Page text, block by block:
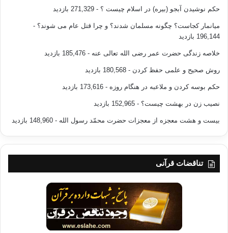
حکم نوشیدن آبجو (بیره) در اسلام چیست ؟ - 271,329 بازدید
میانمار کجاست؟ چگونه مسلمان شدند؟ و چرا قتل عام می شوند؟ -
196,144 بازدید
خلاصه زندگی حضرت عمر رضی الله تعالی عنه - 185,476 بازدید
روش صحیح و علمی حفظ کردن - 180,568 بازدید
حکم بوسه کردن و ملاعبه در هنگام روزه - 173,616 بازدید
نصیب زن در بهشت چیست؟ - 152,965 بازدید
بیست و هشت معجزه از معجزات حضرت محمّد رسول الله - 148,960 بازدید
تناقضات قرآنی